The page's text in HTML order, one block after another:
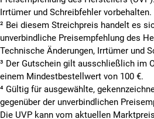
Preiskategorien und Qualitätsstufen.
Wenn du findest, dass es bereits
gibt und du das Besondere liebst,
Retrorad deine individuelle
ob du zu den jungen oder den
gehörst: Ein Retrorad wird dir
beim Betrachten stets viel Freude
fahren ist somit zum Glück keine
Irrtümer und Schreibfehler vorbehalten.
² Bei diesem Streichpreis handelt es
unverbindliche Preisempfehlung des
Technische Änderungen, Irrtümer und
³ Der Gutschein gilt ausschließlich im
einem Mindestbestellwert von 100 €.
⁴ Gültig für ausgewählte,
gegenüber der unverbindlichen
Die UVP kann vom aktuellen